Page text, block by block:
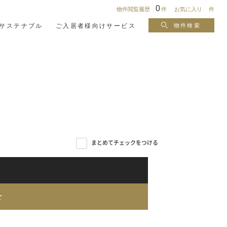
物件閲覧履歴 0件 お気に入り 件
ステナブル ご入居者様向けサービス 物件検索
まとめてチェックをつける